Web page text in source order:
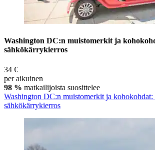
Washington DC:n muistomerkit ja
sähkökärrykierros
34 €
per aikuinen
98 % matkailijoista suosittelee
Washington DC:n muistomerkit ja kohokohdat:
sähkökärrykierros